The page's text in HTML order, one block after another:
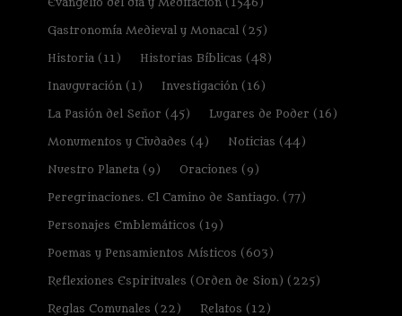
Gastronomía Medieval y Monacal (25)
Historia (11) Historias Bíblicas (48)
Inauguración (1) Investigación (16)
La Pasión del Señor (45) Lugares de Poder (16)
Monumentos y Ciudades (4) Noticias (44)
Nuestro Planeta (9) Oraciones (9)
Peregrinaciones. El Camino de Santiago. (77)
Personajes Emblemáticos (19)
Poemas y Pensamientos Místicos (603)
Reflexiones Espirituales (Orden de Sion) (225)
Reglas Comunales (22) Relatos (12)